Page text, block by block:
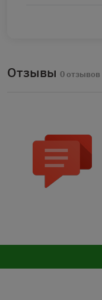
Отзывы 0 отзывов